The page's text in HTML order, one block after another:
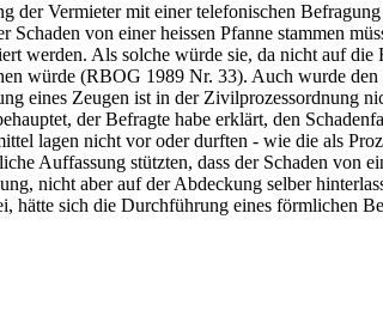
der Vermieter mit einer telefonischen
Schaden von einer heissen Pfanne stammen
werden. Als solche würde sie, da nicht auf
würde (RBOG 1989 Nr. 33). Auch wurde
eines Zeugen ist in der Zivilprozessordnung
der Befragte habe erklärt, den
lagen nicht vor oder durften - wie die als
Auffassung stützten, dass der Schaden von
nicht aber auf der Abdeckung selber
hätte sich die Durchführung eines förmlichen